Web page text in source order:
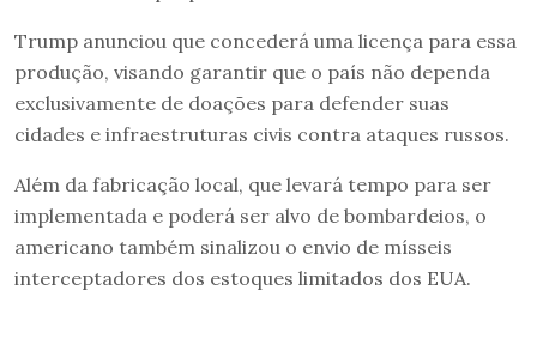
Trump anunciou que concederá uma licença para essa
produção, visando garantir que o país não dependa
exclusivamente de doações para defender suas
cidades e infraestruturas civis contra ataques russos.
Além da fabricação local, que levará tempo para ser
implementada e poderá ser alvo de bombardeios, o
americano também sinalizou o envio de mísseis
interceptadores dos estoques limitados dos EUA.